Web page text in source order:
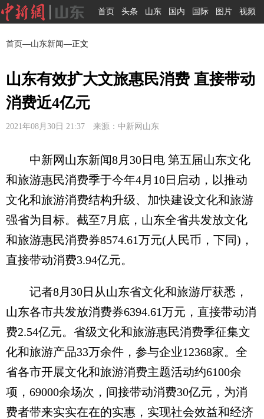
首页 头条 山东 国内 国际 图片 视频
首页—山东新闻—正文
山东有效扩大文旅惠民消费 直接带动
消费近4亿元
2021年08月30日 21:37 来源：中新网山东
中新网山东新闻8月30日电 第五届山东文化
和旅游惠民消费季于今年4月10日启动，以推动
文化和旅游消费结构升级、加快建设文化和旅游
强省为目标。截至7月底，山东全省共发放文化
和旅游惠民消费券8574.61万元(人民币，下同)，
直接带动消费3.94亿元。
记者8月30日从山东省文化和旅游厅获悉，
山东各市共发放消费券6394.61万元，直接带动消
费2.54亿元。省级文化和旅游惠民消费季征集文
化和旅游产品33万余件，参与企业12368家。全
省各市开展文化和旅游消费主题活动约6100余
项，69000余场次，间接带动消费30亿元，为消
费者带来实实在在的实惠，实现社会效益和经济